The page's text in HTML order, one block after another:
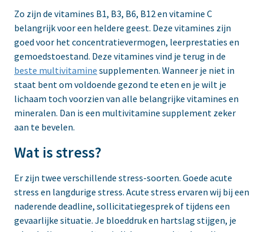
Zo zijn de vitamines B1, B3, B6, B12 en vitamine C
belangrijk voor een heldere geest. Deze vitamines zijn
goed voor het concentratievermogen, leerprestaties en
gemoedstoestand. Deze vitamines vind je terug in de
beste multivitamine supplementen. Wanneer je niet in
staat bent om voldoende gezond te eten en je wilt je
lichaam toch voorzien van alle belangrijke vitamines en
mineralen. Dan is een multivitamine supplement zeker
aan te bevelen.
Wat is stress?
Er zijn twee verschillende stress-soorten. Goede acute
stress en langdurige stress. Acute stress ervaren wij bij een
naderende deadline, sollicitatiegesprek of tijdens een
gevaarlijke situatie. Je bloeddruk en hartslag stijgen, je